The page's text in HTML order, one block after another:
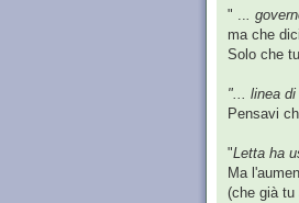
" ...
ma che
Solo che
"... linea
Pensavi
"Letta ha
Ma
(che già tu